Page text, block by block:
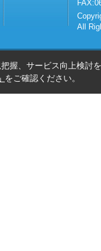
All
握、サービス向上検討
をご確認ください。